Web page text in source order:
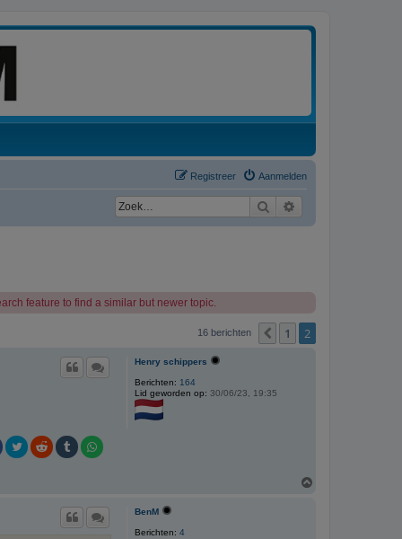
Aanmelden
Registreer
Zoek
feature to find a similar but newer topic.
16 berichten Vorige
1 2
Henry schippers
Berichten: 164
Lid geworden op: 30/06/23, 19:35
BenM
Berichten: 4